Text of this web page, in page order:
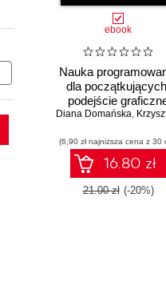
ebook
Nauka
dla
podejście
Diana Domańska, Krzysztof
(6,90 zł najniższa cena z 30
16.80 zł
21.00 zł (-20%)